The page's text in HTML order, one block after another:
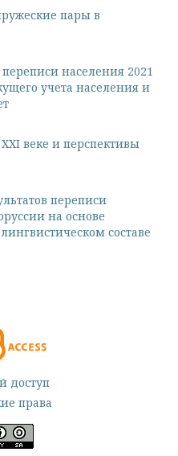
пары в
населения 2021
учета населения и
веке и перспективы
переписи
на основе
составе
доступ
права